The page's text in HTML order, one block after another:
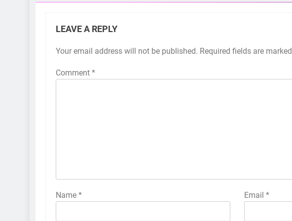
LEAVE A REPLY
Your email address will not be published. Required fields are marked
Comment *
Name * Email*